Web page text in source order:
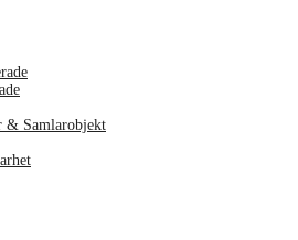
& Samlarobjekt